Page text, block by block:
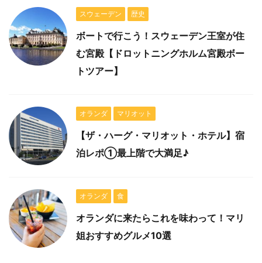
スウェーデン 歴史
ボートで行こう！スウェーデン王室が住
む宮殿【ドロットニングホルム宮殿ボー
トツアー】
オランダ マリオット
【ザ・ハーグ・マリオット・ホテル】宿
泊レポ①最上階で大満足♪
オランダ 食
オランダに来たらこれを味わって！マリ
姐おすすめグルメ10選